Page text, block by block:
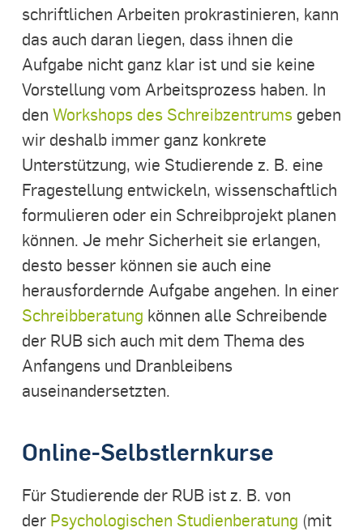
schriftlichen Arbeiten prokrastinieren, kann
das auch daran liegen, dass ihnen die
Aufgabe nicht ganz klar ist und sie keine
Vorstellung vom Arbeitsprozess haben. In
den Workshops des Schreibzentrumsgeben
wir deshalb immer ganz konkrete
Unterstützung, wie Studierende z. B. eine
Fragestellung entwickeln, wissenschaftlich
formulieren oder ein Schreibprojekt planen
können. Je mehr Sicherheit sie erlangen,
desto besser können sie auch eine
herausfordernde Aufgabe angehen. In einer
Schreibberatung können alle Schreibende
der RUB sich auch mit dem Thema des
Anfangens und Dranbleibens
auseinandersetzten.
Online-Selbstlernkurse
Für Studierende der RUB ist z. B. von
der Psychologischen Studienberatung (mit